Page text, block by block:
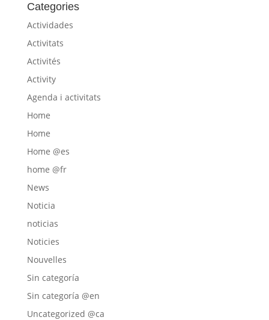
Categories
Actividades
Activitats
Activités
Activity
Agenda i activitats
Home
Home
Home @es
home @fr
News
Noticia
noticias
Noticies
Nouvelles
Sin categoría
Sin categoría @en
Uncategorized @ca